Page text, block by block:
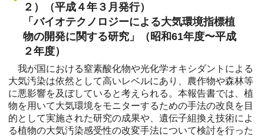
２）（平成４年３月発行）
「バイオテクノロジーによる大気環境指標植
物の開発に関する研究」（昭和61年度〜平成
２年度）
我が国における窒素酸化物や光化学オキシダントによる
大気汚染は依然として高いレベルにあり、農作物や森林等
に悪影響を及ぼしていると考えられる。本報告書では、植
物を用いて大気環境をモニターするための手法の改良を目
的として実施された研究の成果や、遺伝子組換え技術によ
る植物の大気汚染感受性の改変手法について検討を行った